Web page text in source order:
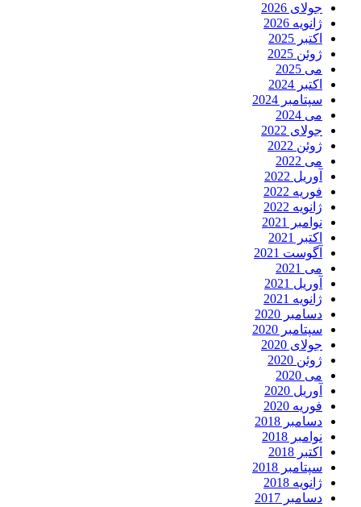
جولای 2026
ژانویه 2026
اکتبر 2025
ژوئن 2025
می 2025
اکتبر 2024
سپتامبر 2024
می 2024
جولای 2022
ژوئن 2022
می 2022
آوریل 2022
فوریه 2022
ژانویه 2022
نوامبر 2021
اکتبر 2021
آگوست 2021
می 2021
آوریل 2021
ژانویه 2021
دسامبر 2020
سپتامبر 2020
جولای 2020
ژوئن 2020
می 2020
آوریل 2020
فوریه 2020
دسامبر 2018
نوامبر 2018
اکتبر 2018
سپتامبر 2018
ژانویه 2018
دسامبر 2017